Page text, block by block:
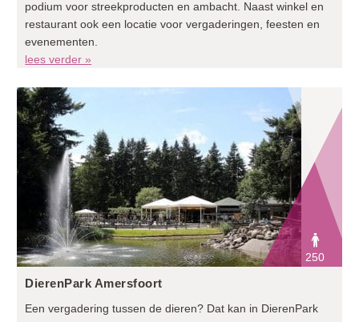
podium voor streekproducten en ambacht. Naast winkel en
restaurant ook een locatie voor vergaderingen, feesten en
evenementen.
lees verder »
250
DierenPark Amersfoort
Een vergadering tussen de dieren? Dat kan in DierenPark